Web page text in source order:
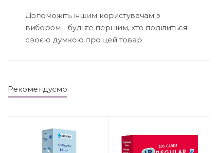
Допоможіть іншим користувачам з
вибором - будьте першим, хто поділиться
своєю думкою про цей товар
Рекомендуємо